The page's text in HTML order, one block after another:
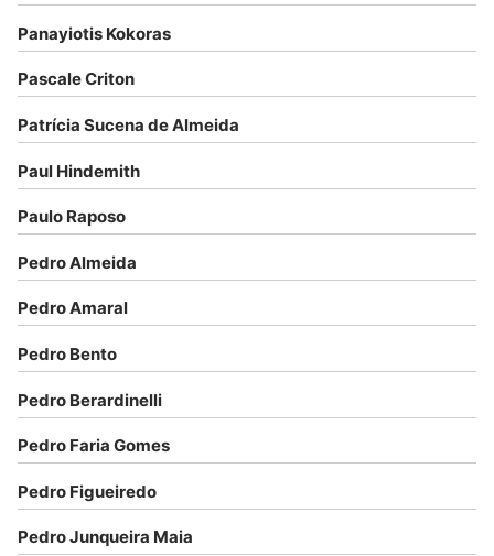
Panayiotis Kokoras
Pascale Criton
Patrícia Sucena de Almeida
Paul Hindemith
Paulo Raposo
Pedro Almeida
Pedro Amaral
Pedro Bento
Pedro Berardinelli
Pedro Faria Gomes
Pedro Figueiredo
Pedro Junqueira Maia